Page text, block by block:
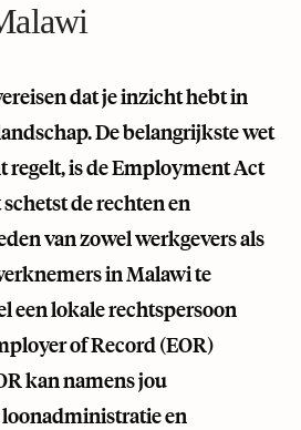
dat je inzicht hebt in
De belangrijkste wet
regelt, is de Employment Act
de rechten en
van zowel werkgevers als
in Malawi te
een lokale rechtspersoon
of Record (EOR)
kan namens jou
en